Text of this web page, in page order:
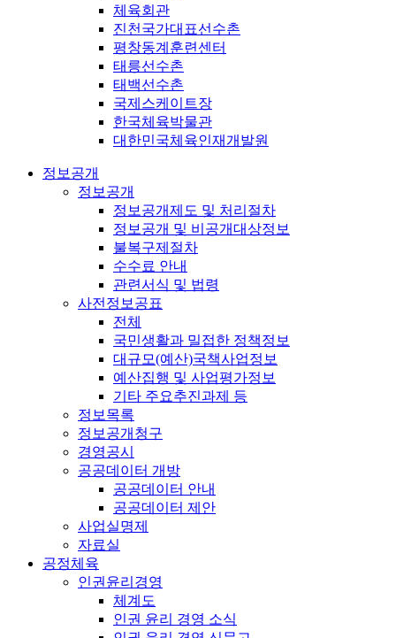
체육회관
진천국가대표선수촌
평창동계훈련센터
태릉선수촌
태백선수촌
국제스케이트장
한국체육박물관
대한민국체육인재개발원
정보공개
정보공개
정보공개제도 및 처리절차
정보공개 및 비공개대상정보
불복구제절차
수수료 안내
관련서식 및 법령
사전정보공표
전체
국민생활과 밀접한 정책정보
대규모(예산)국책사업정보
예산집행 및 사업평가정보
기타 주요추진과제 등
정보목록
정보공개청구
경영공시
공공데이터 개방
공공데이터 안내
공공데이터 제안
사업실명제
자료실
공정체육
인권윤리경영
체계도
인권 윤리 경영 소식